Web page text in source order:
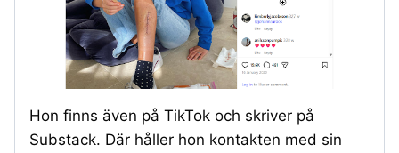
Hon finns även på TikTok och skriver på
Substack. Där håller hon kontakten med sin